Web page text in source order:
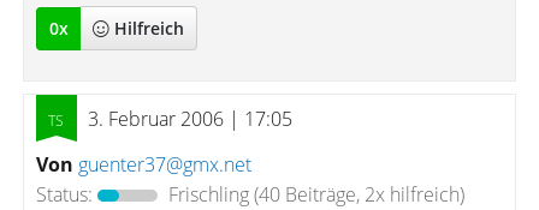
0x Hilfreich
3. Februar 2006 | 17:05
Von guenter37@gmx.net
Status:
Frischling(40 Beiträge, 2x hilfreich)